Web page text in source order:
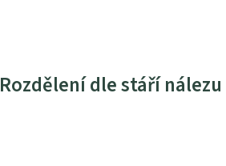
Rozdělení dle stáří nálezu